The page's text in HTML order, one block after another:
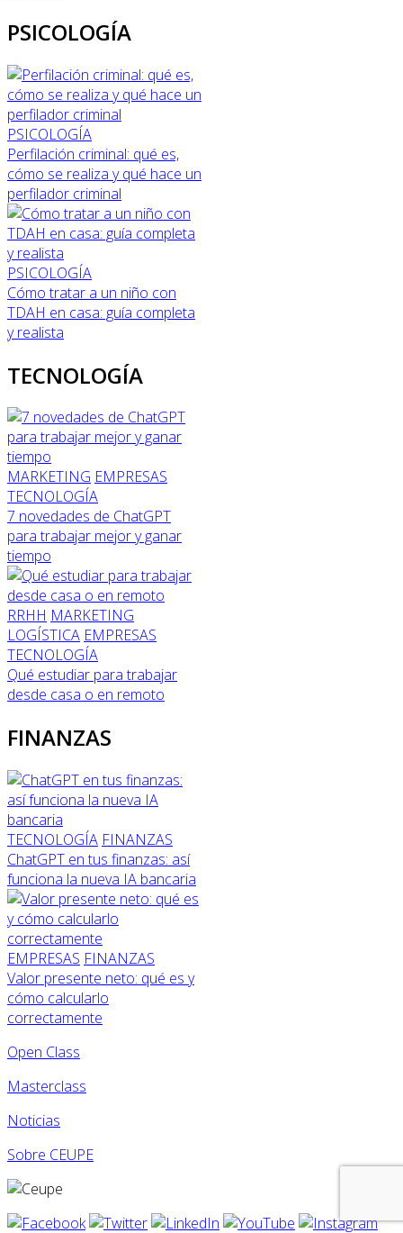
PSICOLOGÍA
PSICOLOGÍA
Perfilación criminal: qué es,
cómo se realiza y qué hace un
perfilador criminal
PSICOLOGÍA
Cómo tratar a un niño con
TDAH en casa: guía completa
y realista
TECNOLOGÍA
MARKETING EMPRESAS
TECNOLOGÍA
7 novedades de ChatGPT
para trabajar mejor y ganar
tiempo
RRHH MARKETING
LOGÍSTICA EMPRESAS
TECNOLOGÍA
Qué estudiar para trabajar
desde casa o en remoto
FINANZAS
TECNOLOGÍA FINANZAS
ChatGPT en tus finanzas: así
funciona la nueva IA bancaria
EMPRESAS FINANZAS
Valor presente neto: qué es y
cómo calcularlo
correctamente
Open Class
Masterclass
Noticias
Sobre CEUPE